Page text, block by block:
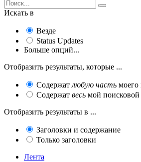
Искать в
Везде
Status Updates
Больше опций...
Отобразить результаты, которые ...
Содержат любую часть моего
Содержат весь мой поисковой
Отобразить результаты в ...
Заголовки и содержание
Только заголовки
Лента